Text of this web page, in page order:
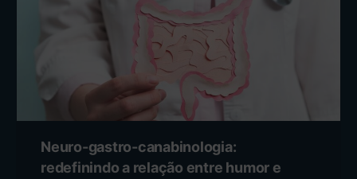
Neuro-gastro-canabinologia:
redefinindo a relação entre humor e